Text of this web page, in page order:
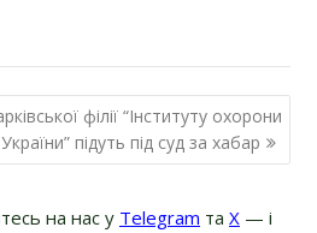
філії “Інституту охорони
України” підуть під суд за хабар
на нас у Telegram та Х — і